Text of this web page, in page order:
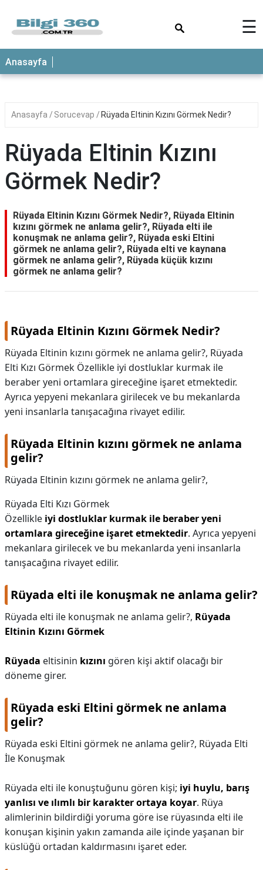
ANASAYFA
☰
Anasayfa
Anasayfa Sorucevap Rüyada Eltinin Kızını Görmek Nedir?
Rüyada Eltinin Kızını
Görmek Nedir?
Rüyada Eltinin Kızını Görmek Nedir?, Rüyada Eltinin
kızını görmek ne anlama gelir?, Rüyada elti ile
konuşmak ne anlama gelir?, Rüyada eski Eltini
görmek ne anlama gelir?, Rüyada elti ve kaynana
görmek ne anlama gelir?, Rüyada küçük kızını
görmek ne anlama gelir?
Rüyada Eltinin Kızını Görmek Nedir?
Rüyada Eltinin kızını görmek ne anlama gelir?, Rüyada
Elti Kızı Görmek Özellikle iyi dostluklar kurmak ile
beraber yeni ortamlara gireceğine işaret etmektedir.
Ayrıca yepyeni mekanlara girilecek ve bu mekanlarda
yeni insanlarla tanışacağına rivayet edilir.
Rüyada Eltinin kızını görmek ne anlama
gelir?
Rüyada Eltinin kızını görmek ne anlama gelir?,
Rüyada Elti Kızı Görmek
Özellikle iyi dostluklar kurmak ile beraber yeni
ortamlara gireceğine işaret etmektedir. Ayrıca yepyeni
mekanlara girilecek ve bu mekanlarda yeni insanlarla
tanışacağına rivayet edilir.
Rüyada elti ile konuşmak ne anlama gelir?
Rüyada elti ile konuşmak ne anlama gelir?, Rüyada
Eltinin Kızını Görmek
Rüyada eltisinin kızını gören kişi aktif olacağı bir
döneme girer.
Rüyada eski Eltini görmek ne anlama
gelir?
Rüyada eski Eltini görmek ne anlama gelir?, Rüyada Elti
İle Konuşmak
Rüyada elti ile konuştuğunu gören kişi; iyi huylu, barış
yanlısı ve ılımlı bir karakter ortaya koyar. Rüya
alimlerinin bildirdiği yoruma göre ise rüyasında elti ile
konuşan kişinin yakın zamanda aile içinde yaşanan bir
küslüğü ortadan kaldırmasını işaret eder.